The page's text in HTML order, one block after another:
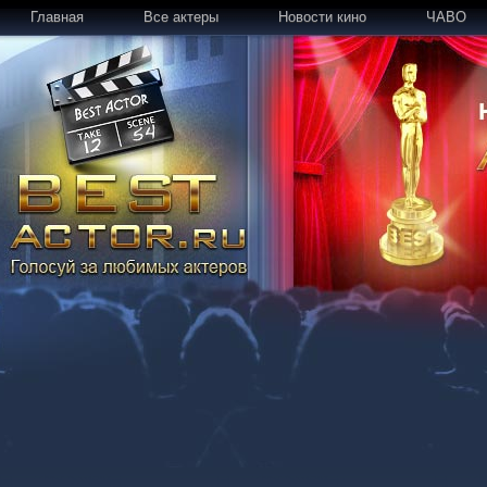
Главная Все актеры Новости кино ЧАВО